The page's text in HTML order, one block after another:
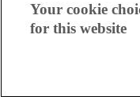
비디오 시청하기
요.
Your cookie
for this website